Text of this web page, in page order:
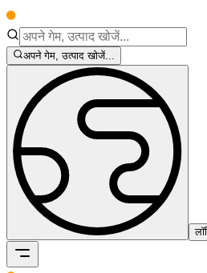
अपने गेम, उत्पाद खोजें...